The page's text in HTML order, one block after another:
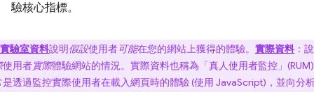
驗核心指標。
實驗室資料說明假設使用者可能在您的網站上獲得的體驗。 實際資料 ：
使用者實際體驗網站的情況。實際資料也稱為「真人使用者監控」
是透過監控實際使用者在載入網頁時的體驗 (使用 JavaScript)，並向分